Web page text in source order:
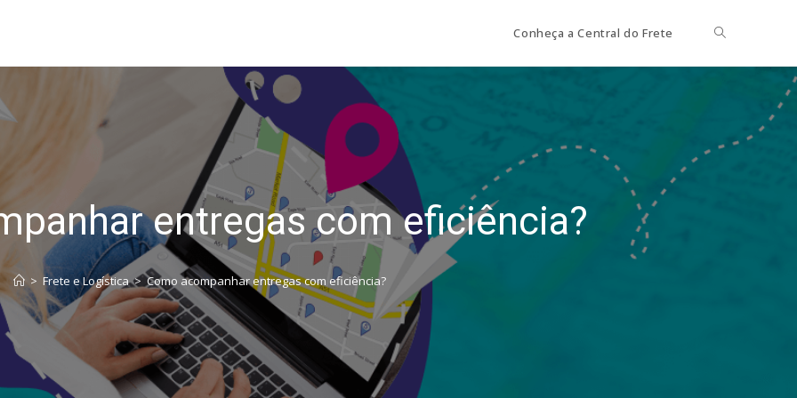
Conheça a Central do Frete Toggle
entregas com eficiência?
> Frete e Logística > Como acompanhar entregas com eficiência?